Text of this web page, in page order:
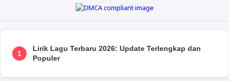
1
Lirik Lagu Terbaru 2026: Update Terlengkap dan
Populer